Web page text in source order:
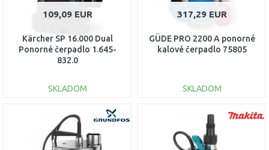
109,09 EUR
Kärcher SP 16.000 Dual
Ponorné čerpadlo 1.645-
832.0
SKLADOM
DO KOŠÍKA
Porovnať
317,29 EUR
GÜDE PRO 2200 A ponorné
kalové čerpadlo 75805
SKLADOM
DO KOŠÍKA
Porovnať